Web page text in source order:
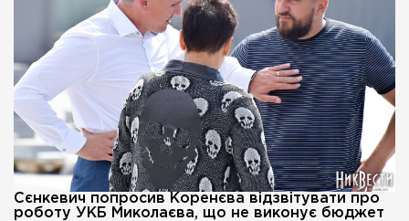
Сєнкевич попросив Коренєва відзвітувати про
роботу УКБ Миколаєва, що не виконує бюджет